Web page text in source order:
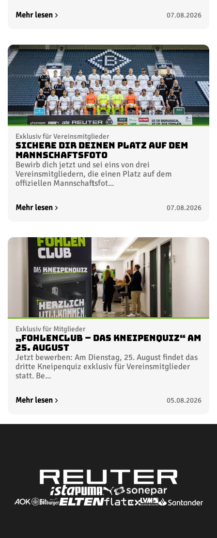
Mehr lesen 07.08.2026
Exklusiv für Vereinsmitglieder
Sichere dir deinen Platz auf dem
Mannschaftsfoto
Bewirb dich jetzt und sei eins von drei
Vereinsmitgliedern, die einen Platz auf dem
offiziellen Mannschaftsfot...
Mehr lesen 07.08.2026
Exklusiv für Mitglieder
„FohlenClub – Das Kneipenquiz“ am
25. August
Jetzt bewerben: Am Dienstag, 25. August findet das
dritte Kneipenquiz exklusiv für Vereinsmitglieder
statt. Be...
Mehr lesen 05.08.2026